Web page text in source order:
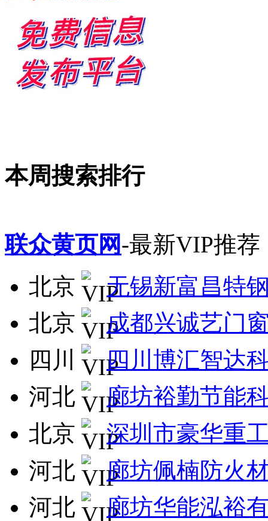
本周搜索排行
联众黄页网-最新VIP推荐
北京
无锡新富昌特
北京
成都兴诚艺门
四川
四川博汇智达
河北
廊坊裕勤节能
北京
深圳市豪华重
河北
廊坊佩楠防火
河北
廊坊华能泓裕